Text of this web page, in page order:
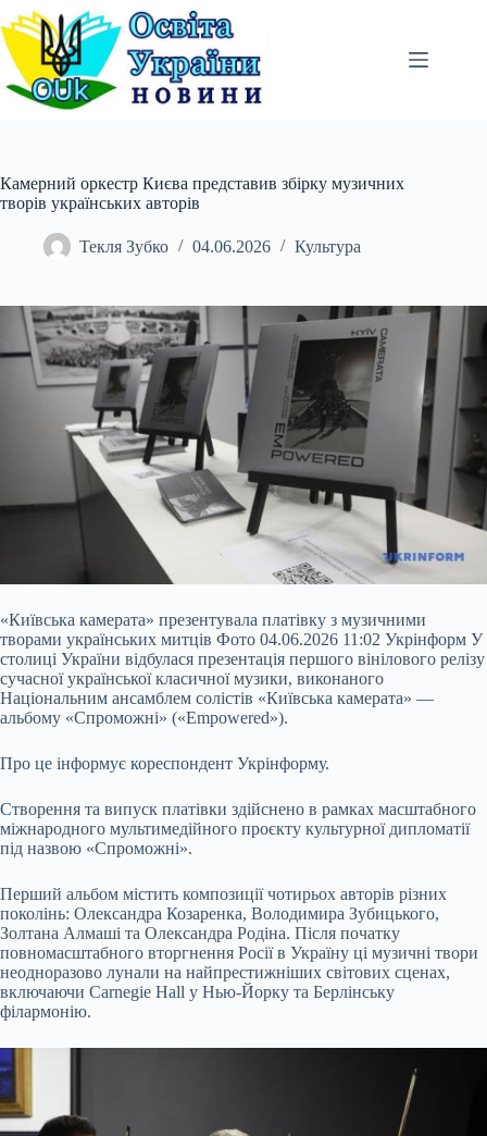
Перейти
до
вмісту
Камерний оркестр Києва представив збірку музичних
творів українських авторів
Текля Зубко 04.06.2026 Культура
«Київська камерата» презентувала платівку з музичними
творами українських митців Фото 04.06.2026 11:02 Укрінформ У
столиці України відбулася презентація першого вінілового релізу
сучасної української класичної музики, виконаного
Національним ансамблем солістів «Київська камерата» —
альбому «Спроможні» («Empowered»).
Про це інформує кореспондент Укрінформу.
Створення та випуск платівки здійснено в рамках масштабного
міжнародного мультимедійного проєкту культурної дипломатії
під назвою «Спроможні».
Перший альбом містить композиції чотирьох авторів різних
поколінь: Олександра Козаренка, Володимира Зубицького,
Золтана Алмаші та Олександра Родіна. Після початку
повномасштабного вторгнення Росії в Україну ці музичні твори
неодноразово лунали на найпрестижніших світових сценах,
включаючи Carnegie Hall у Нью-Йорку та Берлінську
філармонію.